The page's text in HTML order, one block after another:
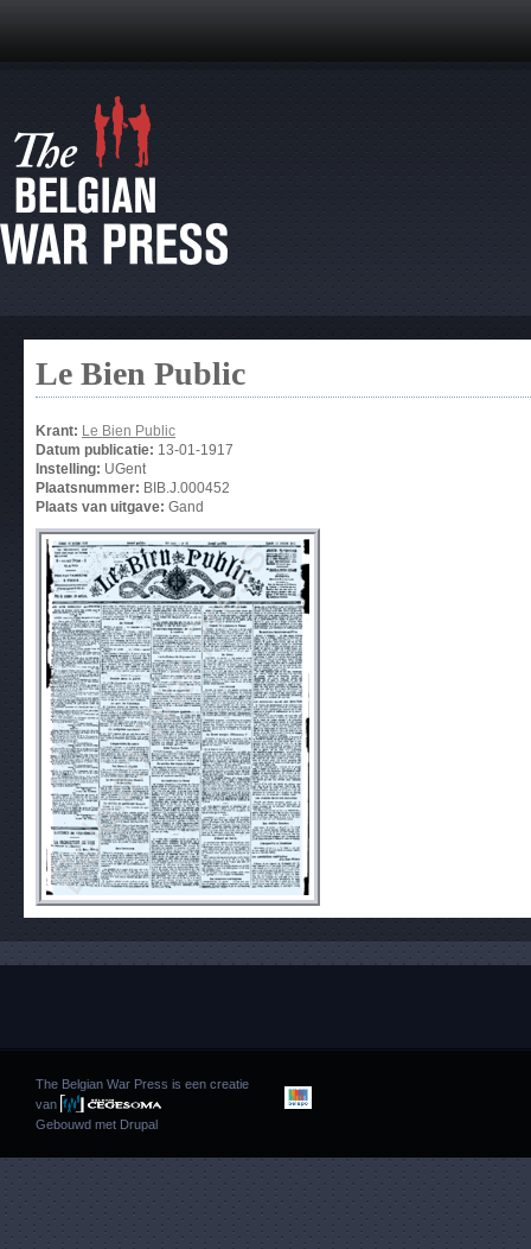
Le Bien Public
Krant: Le Bien Public
Datum publicatie: 13-01-1917
Instelling: UGent
Plaatsnummer: BIB.J.000452
Plaats van uitgave: Gand
The Belgian War Press is een creatie
van
Gebouwd met Drupal